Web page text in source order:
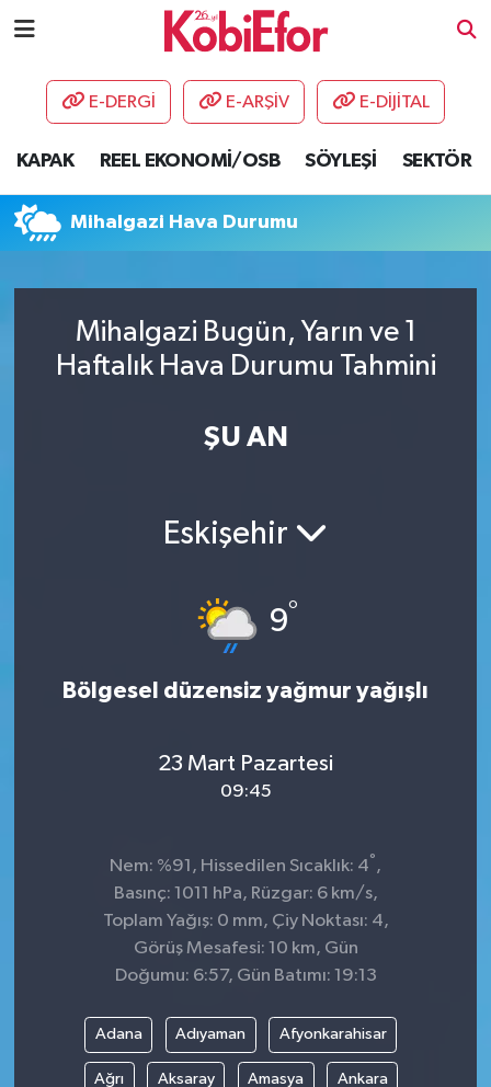
E-DERGİ E-ARŞİV E-DİJİTAL
KAPAK REEL EKONOMİ/OSB SÖYLEŞİ SEKTÖR
Mihalgazi Hava Durumu
Mihalgazi Bugün, Yarın ve 1
Haftalık Hava Durumu Tahmini
ŞU AN
Eskişehir
9°
Bölgesel düzensiz yağmur yağışlı
23 Mart Pazartesi
09:45
Nem: %91, Hissedilen Sıcaklık: 4° ,
Basınç: 1011 hPa, Rüzgar: 6 km/s,
Toplam Yağış: 0 mm, Çiy Noktası: 4,
Görüş Mesafesi: 10 km, Gün
Doğumu: 6:57, Gün Batımı: 19:13
Adana Adıyaman Afyonkarahisar
Ağrı Aksaray Amasya Ankara
AKADEMİ
DESTEK-TEŞVİK
ETKİNLİK
HABERLER
ÜLKE